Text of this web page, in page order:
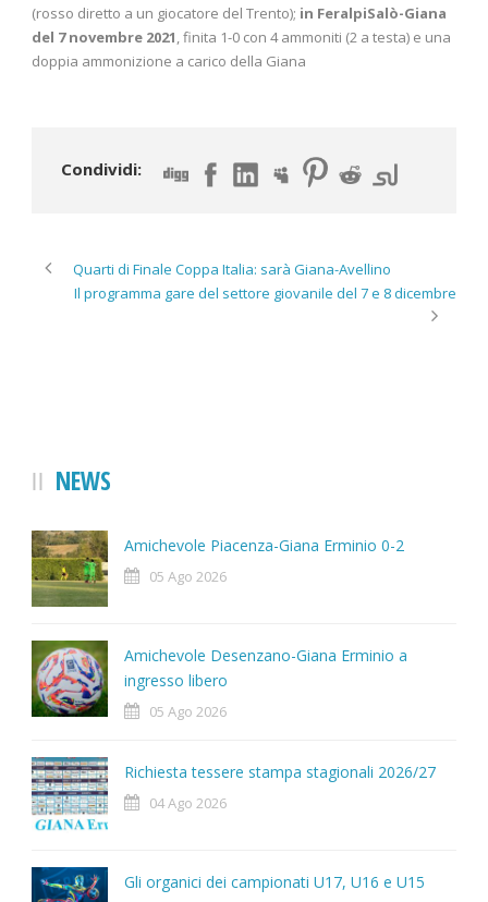
(rosso diretto a un giocatore del Trento); in FeralpiSalò-Giana
del 7 novembre 2021, finita 1-0 con 4 ammoniti (2 a testa) e una
doppia ammonizione a carico della Giana
Condividi:
Quarti di Finale Coppa Italia: sarà Giana-Avellino
Il programma gare del settore giovanile del 7 e 8 dicembre
NEWS
Amichevole Piacenza-Giana Erminio 0-2
05 Ago 2026
Amichevole Desenzano-Giana Erminio a
ingresso libero
05 Ago 2026
Richiesta tessere stampa stagionali 2026/27
04 Ago 2026
Gli organici dei campionati U17, U16 e U15